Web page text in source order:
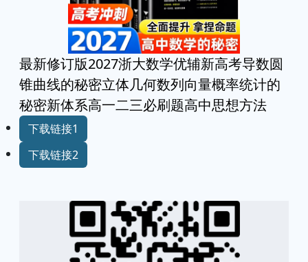
最新修订版2027浙大数学优辅新高考导数圆
锥曲线的秘密立体几何数列向量概率统计的
秘密新体系高一二三必刷题高中思想方法
下载链接1
下载链接2